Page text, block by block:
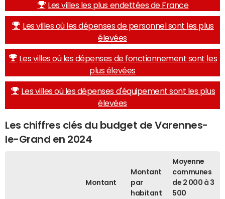
Les villes les plus endettées de France
Les villes où les dépenses de personnel sont les plus
élevées
Les villes où les dépenses de fonctionnement sont les
plus élevées
Les villes où les dépenses d'équipement sont les plus
élevées
Les chiffres clés du budget de Varennes-
le-Grand en 2024
Montant
Montant
par
habitant
Moyenne
communes
de 2 000 à 3
500